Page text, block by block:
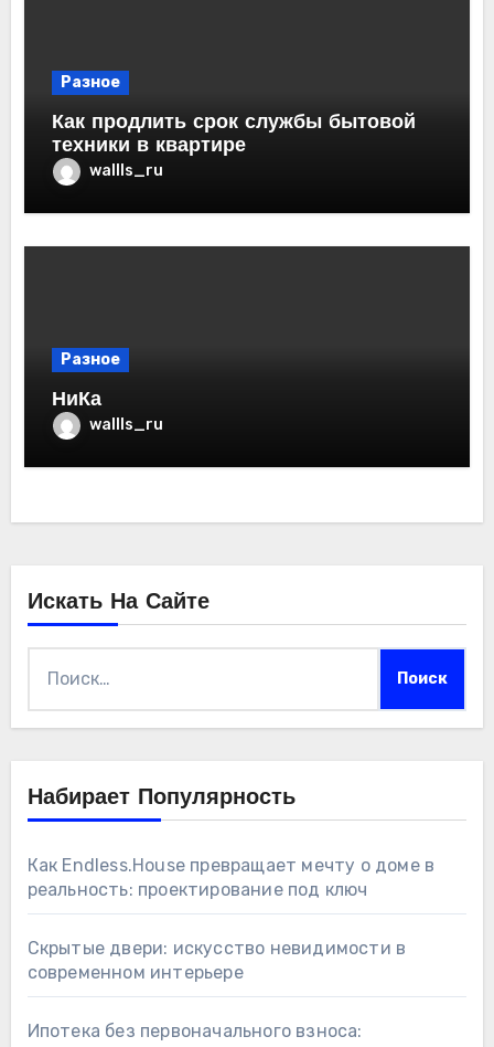
Разное
Как продлить срок службы бытовой
техники в квартире
wallls_ru
Разное
НиКа
wallls_ru
Искать На Сайте
Набирает Популярность
Как Endless.House превращает мечту о доме в
реальность: проектирование под ключ
Скрытые двери: искусство невидимости в
современном интерьере
Ипотека без первоначального взноса: